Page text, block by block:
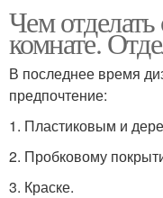
Чем
комнате.
В последнее время
предпочтение:
1.​ Пластиковым и
2.​ Пробковому
3.​ Краске.